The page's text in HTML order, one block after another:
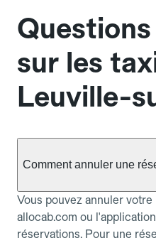
sur les
Leuville-
Comment annuler une
Vous pouvez annuler
allocab.com ou
réservations. Pour une